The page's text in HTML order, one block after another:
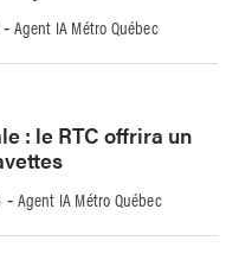
- Agent IA Métro Québec
: le RTC offrira un
- Agent IA Métro Québec